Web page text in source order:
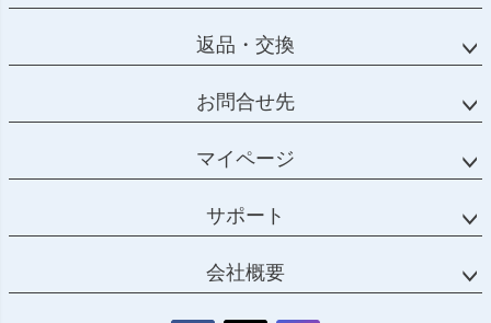
返品・交換
お問合せ先
マイページ
サポート
会社概要